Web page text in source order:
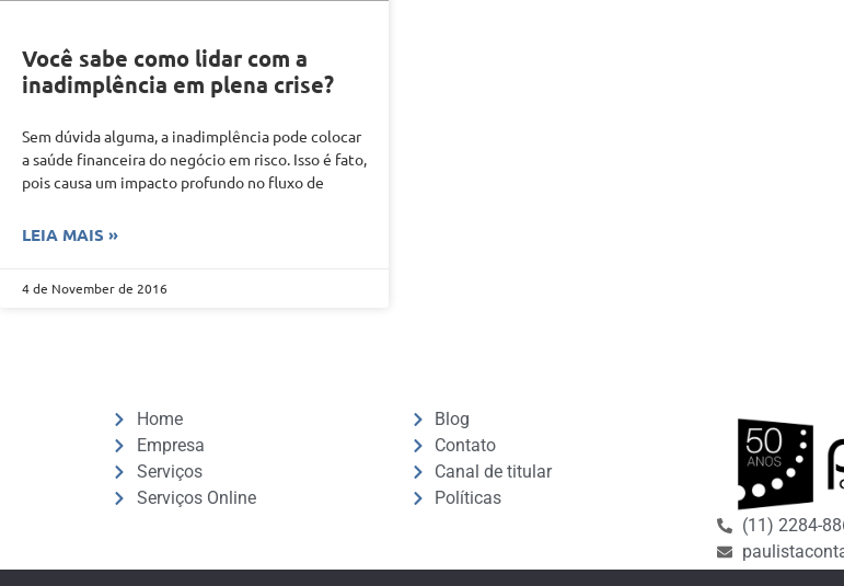
Você sabe como lidar com a
inadimplência em plena crise?
Sem dúvida alguma, a inadimplência pode colocar
a saúde financeira do negócio em risco. Isso é fato,
pois causa um impacto profundo no fluxo de
LEIA MAIS »
4 de November de 2016
Home
Empresa
Serviços
Serviços Online
Blog
Contato
Canal de titular
Políticas
(11) 2284-